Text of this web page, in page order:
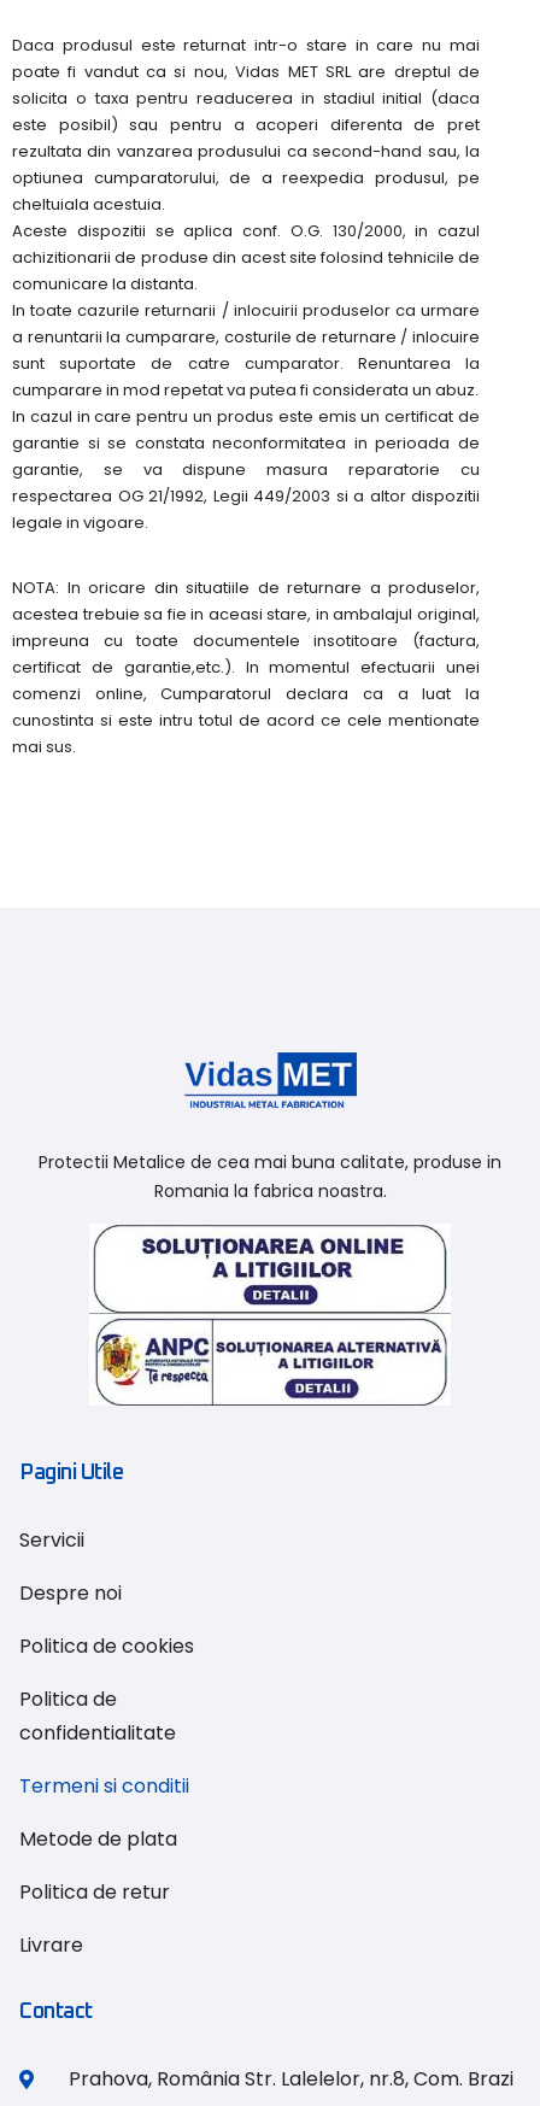
Daca produsul este returnat intr-o stare in care nu mai
poate fi vandut ca si nou, Vidas MET SRL are dreptul de
solicita o taxa pentru readucerea in stadiul initial (daca
este posibil) sau pentru a acoperi diferenta de pret
rezultata din vanzarea produsului ca second-hand sau, la
optiunea cumparatorului, de a reexpedia produsul, pe
cheltuiala acestuia.
Aceste dispozitii se aplica conf. O.G. 130/2000, in cazul
achizitionarii de produse din acest site folosind tehnicile de
comunicare la distanta.
In toate cazurile returnarii / inlocuirii produselor ca urmare
a renuntarii la cumparare, costurile de returnare / inlocuire
sunt suportate de catre cumparator. Renuntarea la
cumparare in mod repetat va putea fi considerata un abuz.
In cazul in care pentru un produs este emis un certificat de
garantie si se constata neconformitatea in perioada de
garantie, se va dispune masura reparatorie cu
respectarea OG 21/1992, Legii 449/2003 si a altor dispozitii
legale in vigoare.
NOTA: In oricare din situatiile de returnare a produselor,
acestea trebuie sa fie in aceasi stare, in ambalajul original,
impreuna cu toate documentele insotitoare (factura,
certificat de garantie,etc.). In momentul efectuarii unei
comenzi online, Cumparatorul declara ca a luat la
cunostinta si este intru totul de acord ce cele mentionate
mai sus.
Protectii Metalice de cea mai buna calitate, produse in
Romania la fabrica noastra.
Pagini Utile
Servicii
Despre noi
Politica de cookies
Politica de
confidentialitate
Termeni si conditii
Metode de plata
Politica de retur
Livrare
Contact
Prahova, România Str. Lalelelor, nr.8, Com. Brazi